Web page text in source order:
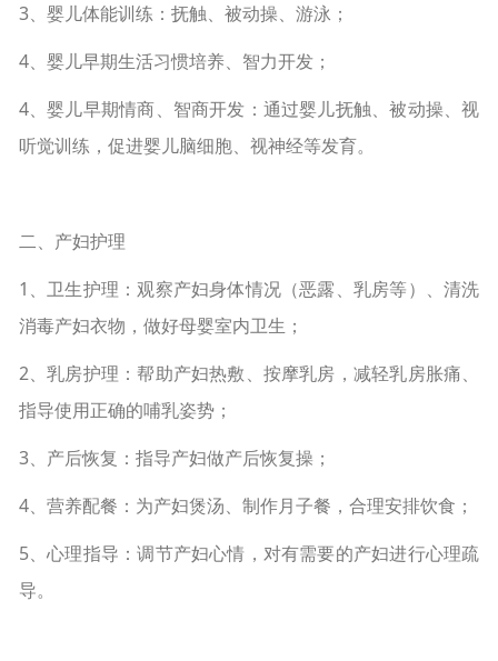
3、婴儿体能训练：抚触、被动操、游泳；
4、婴儿早期生活习惯培养、智力开发；
4、婴儿早期情商、智商开发：通过婴儿抚触、被动操、视
听觉训练，促进婴儿脑细胞、视神经等发育。
二、产妇护理
1、卫生护理：观察产妇身体情况（恶露、乳房等）、清洗
消毒产妇衣物，做好母婴室内卫生；
2、乳房护理：帮助产妇热敷、按摩乳房，减轻乳房胀痛、
指导使用正确的哺乳姿势；
3、产后恢复：指导产妇做产后恢复操；
4、营养配餐：为产妇煲汤、制作月子餐，合理安排饮食；
5、心理指导：调节产妇心情，对有需要的产妇进行心理疏
导。